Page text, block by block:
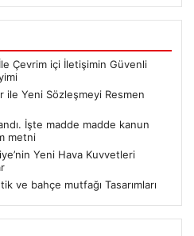
Çevrim içi İletişimin Güvenli
ile Yeni Sözleşmeyi Resmen
İşte madde madde kanun
metni
Yeni Hava Kuvvetleri
ve bahçe mutfağı Tasarımları